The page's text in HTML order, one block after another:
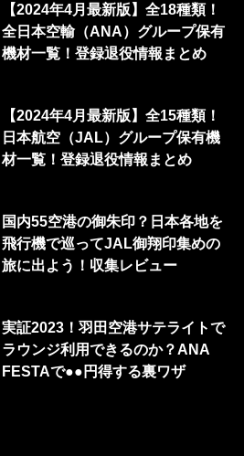
【2024年4月最新版】全18種類！
全日本空輸（ANA）グループ保有
機材一覧！登録退役情報まとめ
【2024年4月最新版】全15種類！
日本航空（JAL）グループ保有機
材一覧！登録退役情報まとめ
国内55空港の御朱印？日本各地を
飛行機で巡ってJAL御翔印集めの
旅に出よう！収集レビュー
実証2023！羽田空港サテライトで
ラウンジ利用できるのか？ANA
FESTAで●●円得する裏ワザ